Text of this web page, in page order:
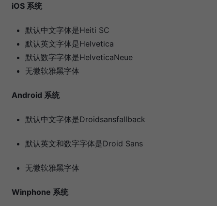
iOS 系统
默认中文字体是Heiti SC
默认英文字体是Helvetica
默认数字字体是HelveticaNeue
无微软雅黑字体
Android 系统
默认中文字体是Droidsansfallback
默认英文和数字字体是Droid Sans
无微软雅黑字体
Winphone 系统